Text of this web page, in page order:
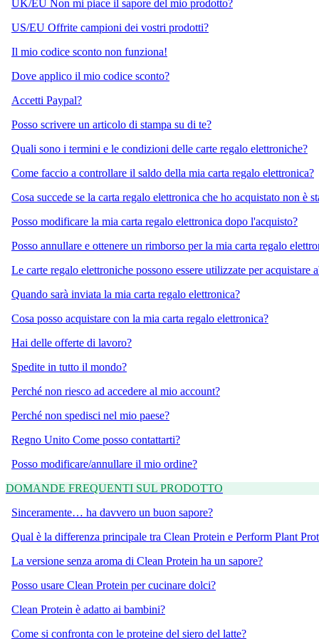
UK/EU Non mi piace il sapore del mio prodotto?
US/EU Offrite campioni dei vostri prodotti?
Il mio codice sconto non funziona!
Dove applico il mio codice sconto?
Accetti Paypal?
Posso scrivere un articolo di stampa su di te?
Quali sono i termini e le condizioni delle carte regalo elettroniche?
Come faccio a controllare il saldo della mia carta regalo elettronica?
Cosa succede se la carta regalo elettronica che ho acquistato non è
Posso modificare la mia carta regalo elettronica dopo l'acquisto?
Posso annullare e ottenere un rimborso per la mia carta regalo
Le carte regalo elettroniche possono essere utilizzate per acquistare
Quando sarà inviata la mia carta regalo elettronica?
Cosa posso acquistare con la mia carta regalo elettronica?
Hai delle offerte di lavoro?
Spedite in tutto il mondo?
Perché non riesco ad accedere al mio account?
Perché non spedisci nel mio paese?
Regno Unito Come posso contattarti?
Posso modificare/annullare il mio ordine?
DOMANDE FREQUENTI SUL PRODOTTO
Sinceramente… ha davvero un buon sapore?
Qual è la differenza principale tra Clean Protein e Perform Plant
La versione senza aroma di Clean Protein ha un sapore?
Posso usare Clean Protein per cucinare dolci?
Clean Protein è adatto ai bambini?
Come si confronta con le proteine del siero del latte?